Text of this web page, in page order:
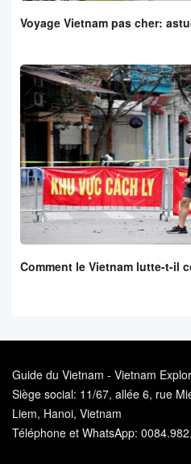
Voyage Vietnam pas cher:
Comment le Vietnam lutte-t-il
Guide du Vietnam - Vietnam
Siège social: 11/67, allée 6, rue
Liem, Hanoi, Vietnam
Téléphone et WhatsApp: